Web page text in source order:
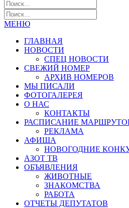
МЕНЮ
ГЛАВНАЯ
НОВОСТИ
СПЕЦ НОВОСТИ
СВЕЖИЙ НОМЕР
АРХИВ НОМЕРОВ
МЫ ПИСАЛИ
ФОТОГАЛЕРЕЯ
О НАС
КОНТАКТЫ
РАСПИСАНИЕ
РЕКЛАМА
АФИША
НОВОГОДНИЕ
АЗОТ ТВ
ОБЪЯВЛЕНИЯ
ЖИВОТНЫЕ
ЗНАКОМСТВА
РАБОТА
ОТЧЕТЫ ДЕПУТАТОВ